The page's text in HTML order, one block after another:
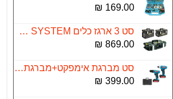
169.00 ₪
סט 3 ארגז כלים TOUGH SYSTEM
869.00 ₪
סט מברגת אימפקט+מברגת מקדחה 16V Konishi
399.00 ₪